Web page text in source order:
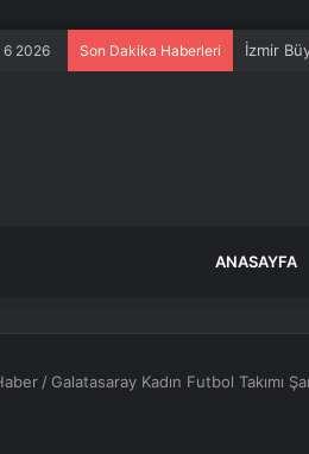
6 2026 Son Dakika Haberleri İzmir
ANASAYFA
/ Galatasaray Kadın Futbol Takımı